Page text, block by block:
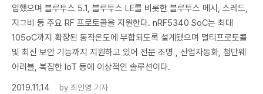
입했으며 블루투스 5.1, 블루투스 LE를 비롯한 블루투스 메시, 스레드,
지그비 등 주요 RF 프로토콜을 지원한다. nRF5340 SoC는 최대
105oC까지 확장된 동작온도에 부합되도록 설계됐으며 멀티프로토콜
및 최신 보안 기능까지 지원하고 있어 전문 조명 , 산업자동화, 첨단웨
어러블, 복잡한 IoT 등에 이상적인 솔루션이다.
2019.11.14
by 최인영 기자